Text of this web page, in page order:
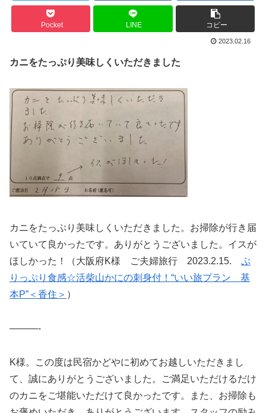
Pocket LINE コピー
2023.02.16
カニをたっぷり美味しくいただきました
カニをたっぷり美味しくいただきました。お掃除が行き届
いていて良かったです。ありがとうございました。イスが
ほしかった！（大阪府K様 ご夫婦旅行 2023.2.15. ぷ
りっぷり食感☆活柴山かにの刺身付！“いい旅プラン 基
本P”＜香住＞ ）
———-
K様。この度は民宿かどやに初めてお越しいただきまし
て、誠にありがとうございました。ご満足いただけるだけ
のカニをご堪能いただけて良かったです。また、お掃除も